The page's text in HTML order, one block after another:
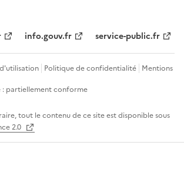
info.gouv.fr service-public.fr
Politique de confidentialité Mentions
: partiellement conforme
tout le contenu de ce site est disponible sous
2.0